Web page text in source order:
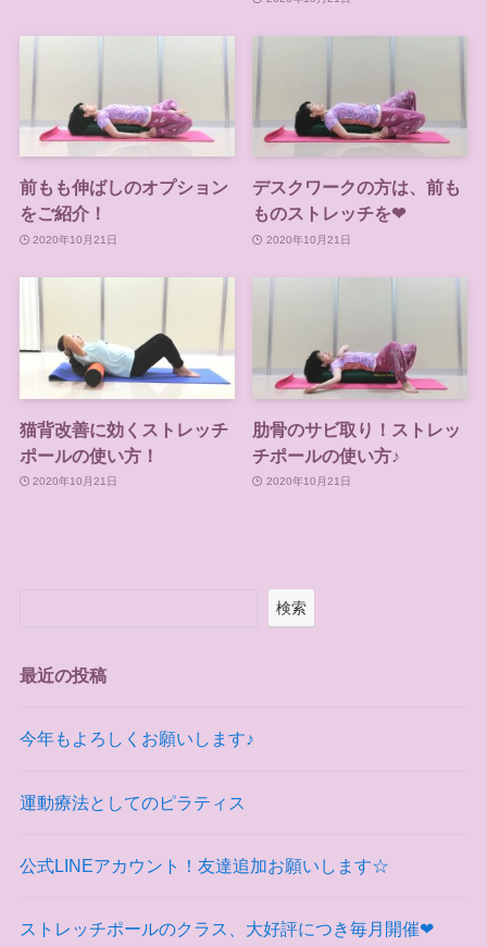
前もも伸ばしのオプション
をご紹介！
2020年10月21日
デスクワークの方は、前も
ものストレッチを❤
2020年10月21日
猫背改善に効くストレッチ
ポールの使い方！
2020年10月21日
肋骨のサビ取り！ストレッ
チポールの使い方♪
2020年10月21日
検索
最近の投稿
今年もよろしくお願いします♪
運動療法としてのピラティス
公式LINEアカウント！友達追加お願いします☆
ストレッチポールのクラス、大好評につき毎月開催❤